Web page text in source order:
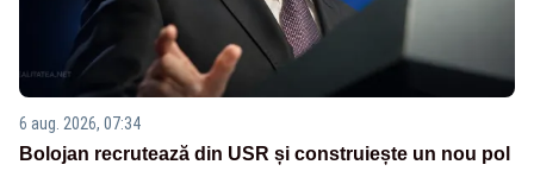
6 aug. 2026, 07:34
Bolojan recrutează din USR și construiește un nou pol